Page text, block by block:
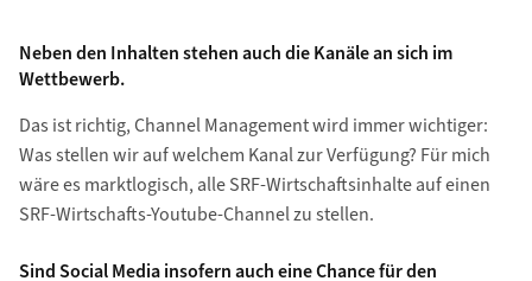
Neben den Inhalten stehen auch die Kanäle an sich im
Wettbewerb.
Das ist richtig, Channel Management wird immer wichtiger:
Was stellen wir auf welchem Kanal zur Verfügung? Für mich
wäre es marktlogisch, alle SRF-Wirtschaftsinhalte auf einen
SRF-Wirtschafts-Youtube-Channel zu stellen.
Sind Social Media insofern auch eine Chance für den